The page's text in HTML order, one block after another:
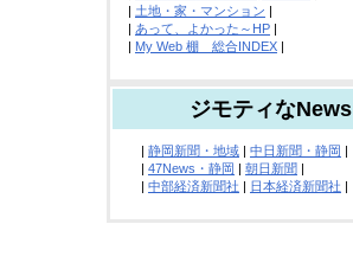
| 土地・家・マンション |
| あって、よかった～HP|
| My Web 棚 総合INDEX|
ジモティなNews
| 静岡新聞・地域| 中日新聞・静岡 |
| 47News・静岡 | 朝日新聞 |
| 中部経済新聞社 | 日本経済新聞社 |